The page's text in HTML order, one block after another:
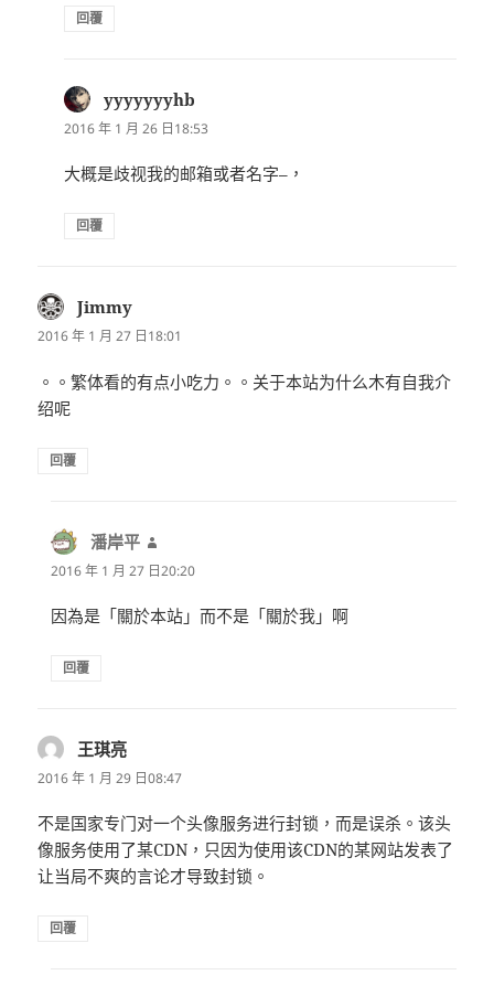
回覆
yyyyyyyhb
示:
2016 年 1 月 26 日18:53
大概是歧视我的邮箱或者名字–，
回覆
Jimmy
示:
2016 年 1 月 27 日18:01
。。繁体看的有点小吃力。。关于本站为什么木有自我介
绍呢
回覆
潘岸平
示:
2016 年 1 月 27 日20:20
因為是「關於本站」而不是「關於我」啊
回覆
王琪亮
示:
2016 年 1 月 29 日08:47
不是国家专门对一个头像服务进行封锁，而是误杀。该头
像服务使用了某CDN，只因为使用该CDN的某网站发表了
让当局不爽的言论才导致封锁。
回覆